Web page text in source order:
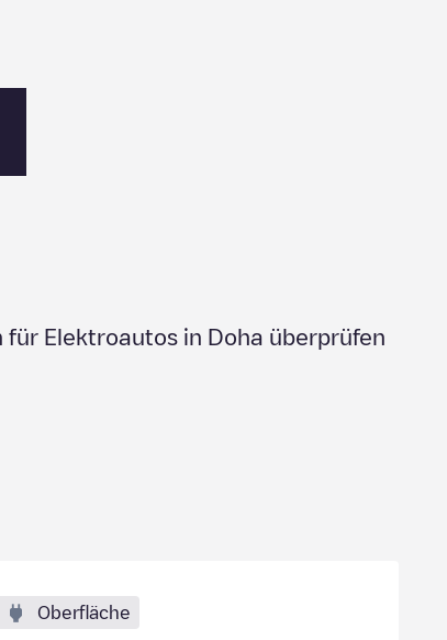
für Elektroautos in Doha überprüfen
Oberfläche